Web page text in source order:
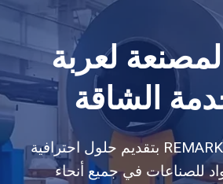
لعربة
الشاقة
تلتزم شركة REMARKABLE بتقديم حلول احترافية
للصناعات في جميع أنحاء